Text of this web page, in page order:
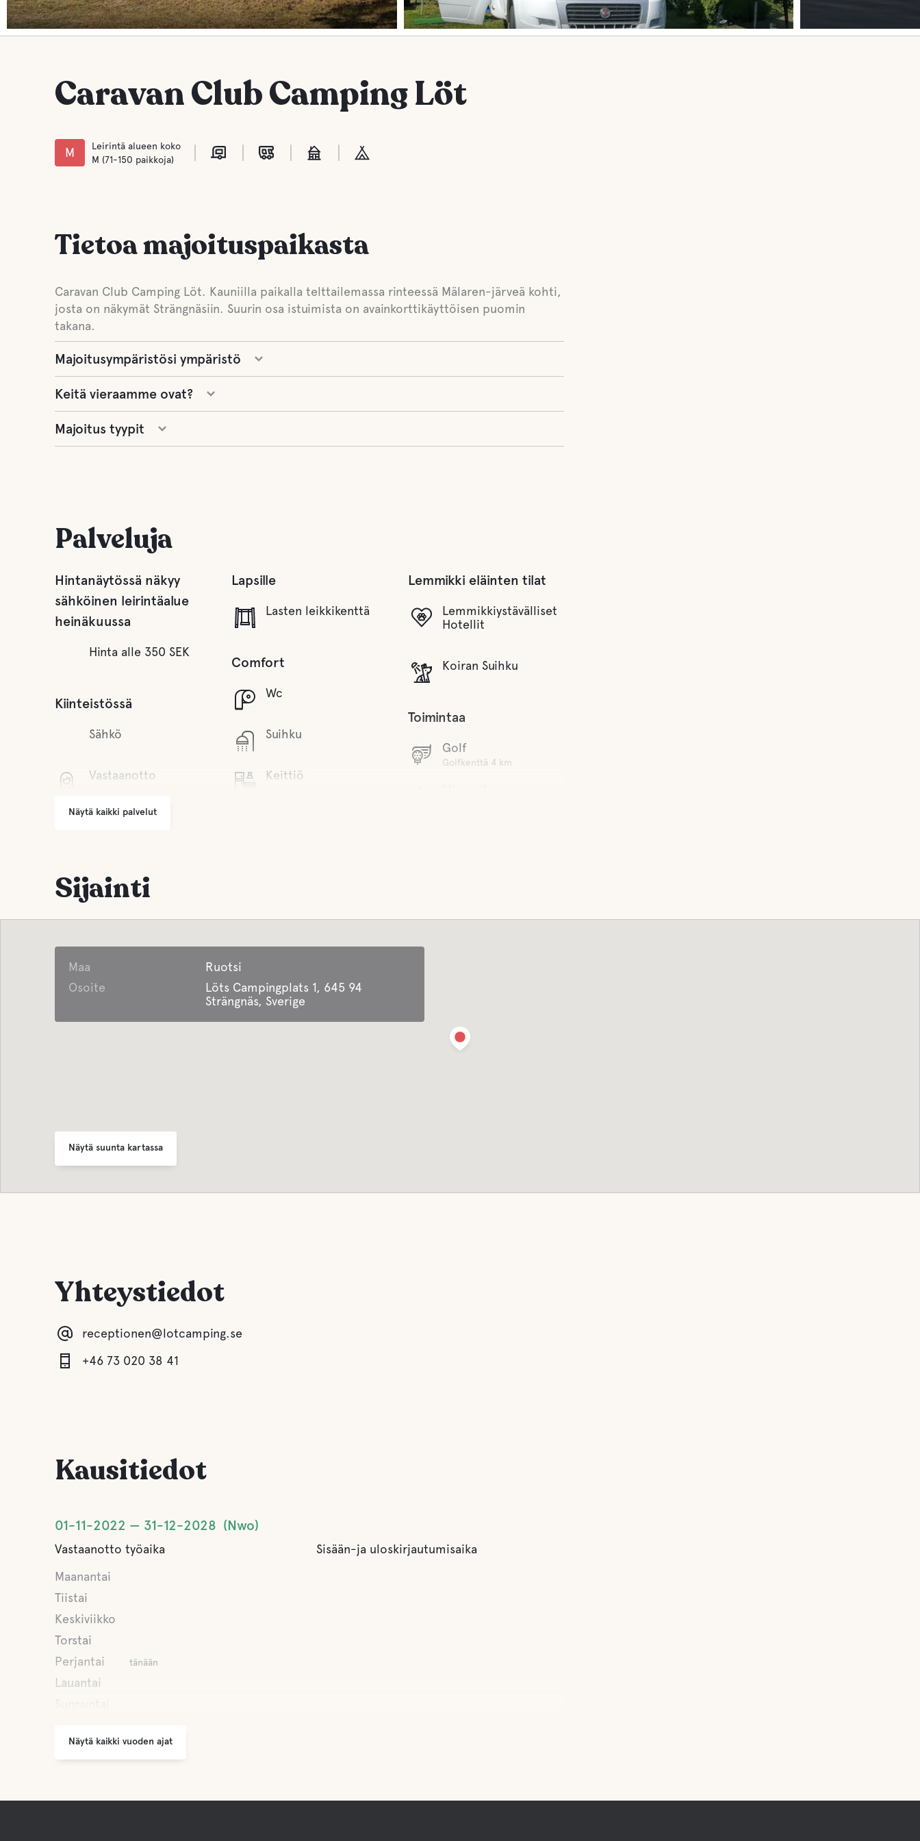
Caravan Club Camping Löt
M
Leirintä alueen koko
M (71-150 paikkoja)
Tietoa majoituspaikasta
Caravan Club Camping Löt. Kauniilla paikalla telttailemassa rinteessä Mälaren-järveä kohti,
josta on näkymät Strängnäsiin. Suurin osa istuimista on avainkorttikäyttöisen puomin
takana.
Majoitusympäristösi ympäristö
Keitä vieraamme ovat?
Majoitus tyypit
Palveluja
Hintanäytössä näkyy
sähköinen leirintäalue
heinäkuussa
Hinta alle 350 SEK
Kiinteistössä
Sähkö
Vastaanotto
Grilli alue
Pesula
LIFEPAK
Jätehuolto
Lapsille
Lasten leikkikenttä
Comfort
Wc
Suihku
Keittiö
Makea vesi
Lemmikki eläinten tilat
Lemmikkiystävälliset
Hotellit
Koiran Suihku
Toimintaa
Golf
Golfkenttä 4 km
Näytä kaikki palvelut
Sijainti
Maa
Ruotsi
Osoite
Löts Campingplats 1, 645 94
Strängnäs, Sverige
Näytä suunta kartassa
Yhteystiedot
receptionen@lotcamping.se
+46 73 020 38 41
Kausitiedot
01-11-2022 31-12-2028 Nwo
Vastaanotto työaika
Maanantai
Tiistai
Keskiviikko
Torstai
Perjantai
tänään
Lauantai
Sisään-ja uloskirjautumisaika
Näytä kaikki vuoden ajat